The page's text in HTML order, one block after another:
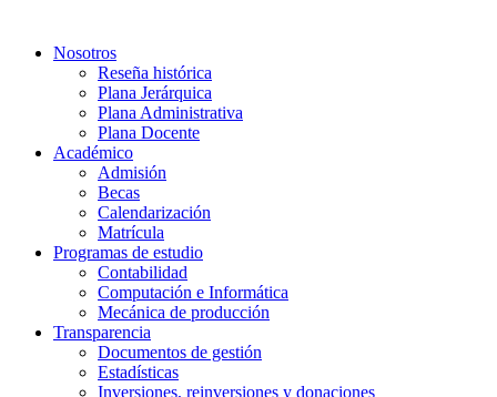
Nosotros
Reseña histórica
Plana Jerárquica
Plana Administrativa
Plana Docente
Académico
Admisión
Becas
Calendarización
Matrícula
Programas de estudio
Contabilidad
Computación e Informática
Mecánica de producción
Transparencia
Documentos de gestión
Estadísticas
Inversiones, reinversiones y donaciones